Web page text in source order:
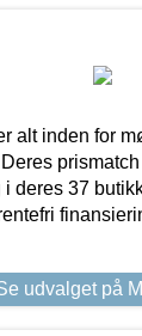
alt inden for
deres 37
udvalget på